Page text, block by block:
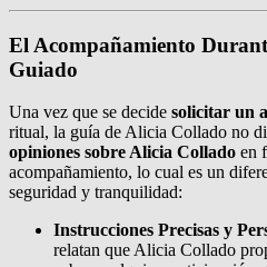
El Acompañamiento
Guiado
Una vez que se decide solicitar un
ritual, la guía de Alicia Collado no
opiniones sobre Alicia Collado en
acompañamiento, lo cual es un
seguridad y tranquilidad:
Instrucciones Precisas y
relatan que Alicia Collado